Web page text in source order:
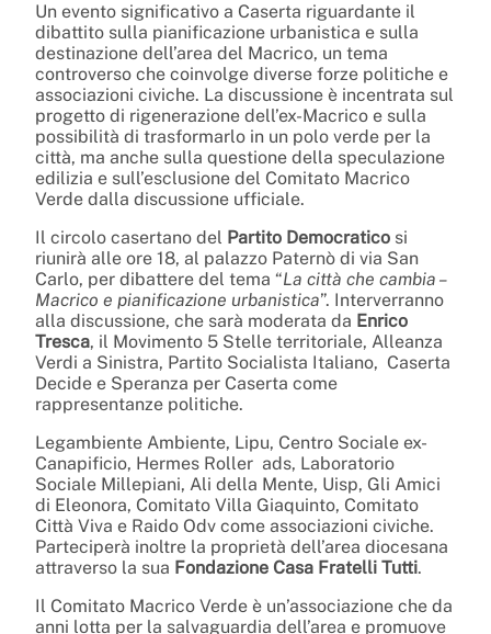
Un evento significativo a Caserta riguardante il
dibattito sulla pianificazione urbanistica e sulla
destinazione dell’area del Macrico, un tema
controverso che coinvolge diverse forze politiche e
associazioni civiche. La discussione è incentrata sul
progetto di rigenerazione dell’ex-Macrico e sulla
possibilità di trasformarlo in un polo verde per la
città, ma anche sulla questione della speculazione
edilizia e sull’esclusione del Comitato Macrico
Verde dalla discussione ufficiale.
Il circolo casertano del Partito Democratico si
riunirà alle ore 18, al palazzo Paternò di via San
Carlo, per dibattere del tema “La città che cambia –
Macrico e pianificazione urbanistica”. Interverranno
alla discussione, che sarà moderata da Enrico
Tresca, il Movimento 5 Stelle territoriale, Alleanza
Verdi a Sinistra, Partito Socialista Italiano, Caserta
Decide e Speranza per Caserta come
rappresentanze politiche.
Legambiente Ambiente, Lipu, Centro Sociale ex-
Canapificio, Hermes Roller ads, Laboratorio
Sociale Millepiani, Ali della Mente, Uisp, Gli Amici
di Eleonora, Comitato Villa Giaquinto, Comitato
Città Viva e Raido Odv come associazioni civiche.
Parteciperà inoltre la proprietà dell’area diocesana
attraverso la sua Fondazione Casa Fratelli Tutti.
Il Comitato Macrico Verde è un’associazione che da
anni lotta per la salvaguardia dell’area e promuove